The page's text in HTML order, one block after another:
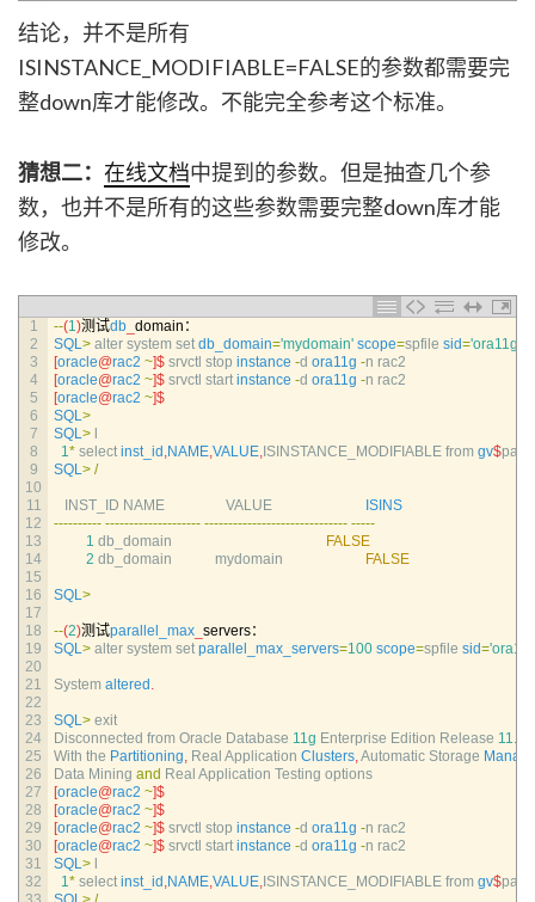
结论，并不是所有
ISINSTANCE_MODIFIABLE=FALSE的参数都需要完
整down库才能修改。不能完全参考这个标准。
猜想二： 在线文档中提到的参数。但是抽查几个参
数，也并不是所有的这些参数需要完整down库才能
修改。
1
2
3
4
5
6
7
8
9
10
11
12
13
14
15
16
17
18
19
20
21
22
23
24
25
26
27
28
29
30
31
32
--(1)测试db domain：
SQL> alter system set db_domain='mydomain' scope=spfile sid='ora11g2'
[oracle@rac2 ~]$ srvctl stop instance -d ora11g -n rac2
[oracle@rac2 ~]$ srvctl start instance -d ora11g -n rac2
[oracle@rac2 ~]$
SQL>
SQL>
1* select inst_id ,NAME,VALUE, ISINSTANCE_MODIFIABLE from gv$
SQL> /
INST_ID NAME VALUE
ISINS
---------- -------------------- ------------------------------ -----
1 db_domain
FALSE
2 db_domain mydomain FALSE
SQL>
--(2)测试parallel_max servers：
SQL> alter system set parallel_max_servers=100 scope=spfile sid=
System altered .
SQL> exit
Disconnected from Oracle Database 11g Enterprise Edition Release
With the Partitioning, Real Application Clusters,Automatic Storage
Data Mining and Real Application Testing options
[oracle@rac2 ~]$
[oracle@rac2 ~]$
[oracle@rac2 ~]$ srvctl stop instance -d ora11g -n rac2
[oracle@rac2 ~]$ srvctl start instance -d ora11g -n rac2
SQL>
1* select inst_id ,NAME,VALUE, ISINSTANCE_MODIFIABLE from gv$